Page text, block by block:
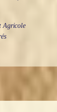
Agricole